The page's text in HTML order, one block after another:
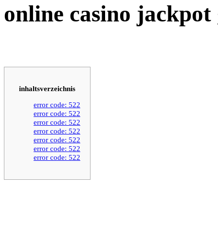
online casino jackpot
inhaltsverzeichnis
error code: 522
error code: 522
error code: 522
error code: 522
error code: 522
error code: 522
error code: 522